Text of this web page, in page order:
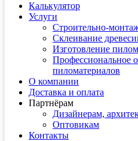
Калькулятор
Услуги
Строительно-
Склеивание
Изготовление
Профессиональное
пиломатериалов
О компании
Доставка и оплата
Партнёрам
Дизайнерам,
Оптовикам
Контакты